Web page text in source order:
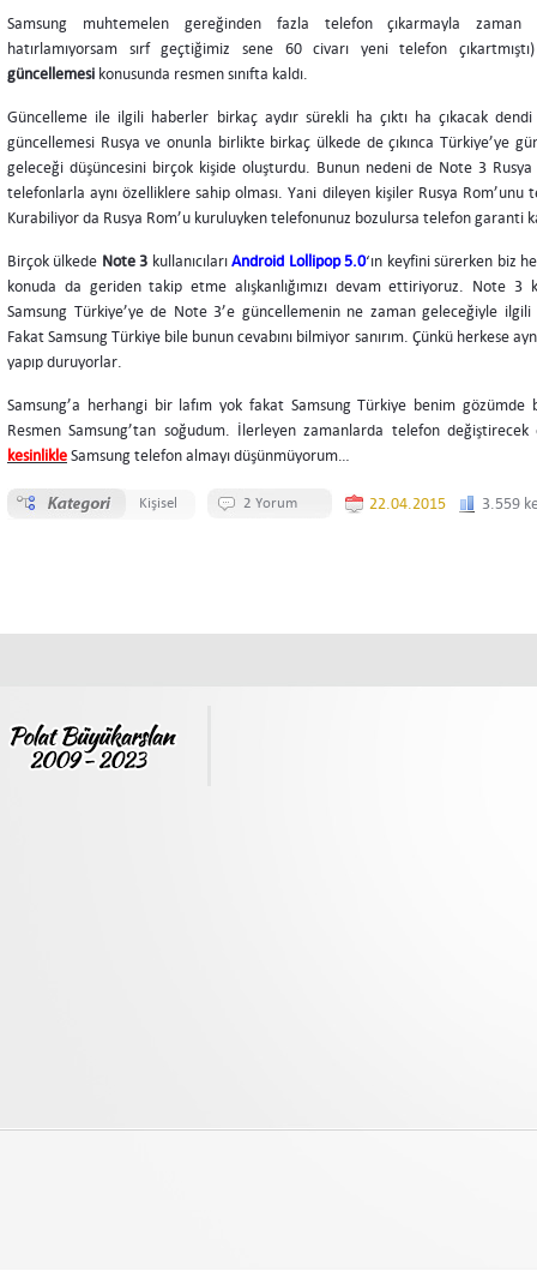
Samsung muhtemelen gereğinden fazla telefon çıkarmayla zaman
hatırlamıyorsam sırf geçtiğimiz sene 60 civarı yeni telefon
güncellemesi konusunda resmen sınıfta kaldı.
Güncelleme ile ilgili haberler birkaç aydır sürekli ha çıktı ha çıkacak
güncellemesi Rusya ve onunla birlikte birkaç ülkede de çıkınca Türkiye’ye
geleceği düşüncesini birçok kişide oluşturdu. Bunun nedeni de Note 3 Rusya
telefonlarla aynı özelliklere sahip olması. Yani dileyen kişiler Rusya Rom’unu
Kurabiliyor da Rusya Rom’u kuruluyken telefonunuz bozulursa telefon garanti
Birçok ülkede Note 3 kullanıcılarıAndroid Lollipop 5.0‘ın keyfini sürerken biz
konuda da geriden takip etme alışkanlığımızı devam ettiriyoruz. Note 3
Samsung Türkiye’ye de Note 3’e güncellemenin ne zaman geleceğiyle
Fakat Samsung Türkiye bile bunun cevabını bilmiyor sanırım. Çünkü herkese
yapıp duruyorlar.
Samsung’a herhangi bir lafım yok fakat Samsung Türkiye benim gözümde
Resmen Samsung’tan soğudum. İlerleyen zamanlarda telefon
kesinlikleSamsung telefon almayı düşünmüyorum…
Kişisel 2 Yorum 22.04.2015 3.559